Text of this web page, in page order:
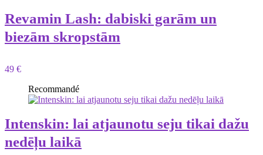
Revamin Lash: dabiski garām un
biezām skropstām
49 €
Recommandé
Intenskin: lai atjaunotu seju tikai dažu
nedēļu laikā